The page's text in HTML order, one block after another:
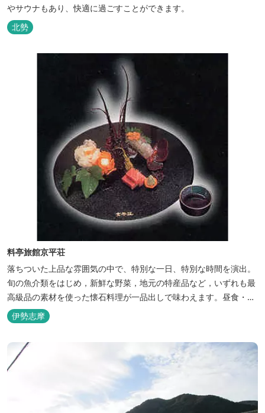
やサウナもあり、快適に過ごすことができます。
北勢
料亭旅館京平荘
落ちついた上品な雰囲気の中で、特別な一日、特別な時間を演出。
旬の魚介類をはじめ，新鮮な野菜，地元の特産品など，いずれも最
高級品の素材を使った懐石料理が一品出しで味わえます。昼食・夕
食・宿泊ができます。
伊勢志摩